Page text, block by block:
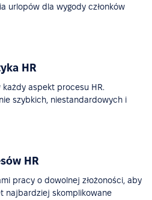
urlopów dla wygody członków
HR
aspekt procesu HR.
szybkich, niestandardowych i
HR
pracy o dowolnej złożoności, aby
najbardziej skomplikowane